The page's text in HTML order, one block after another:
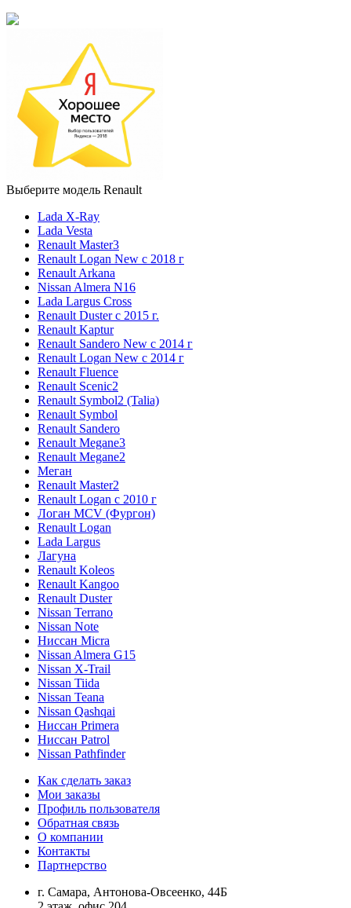
Выберите модель Renault
Lada X-Ray
Lada Vesta
Renault Master3
Renault Logan New с 2018 г
Renault Arkana
Nissan Almera N16
Lada Largus Cross
Renault Duster с 2015 г.
Renault Kaptur
Renault Sandero New с 2014 г
Renault Logan New с 2014 г
Renault Fluence
Renault Scenic2
Renault Symbol2 (Talia)
Renault Symbol
Renault Sandero
Renault Megane3
Renault Megane2
Меган
Renault Master2
Renault Logan c 2010 г
Логан МСV (Фургон)
Renault Logan
Lada Largus
Лагуна
Renault Koleos
Renault Kangoo
Renault Duster
Nissan Terrano
Nissan Note
Ниссан Micra
Nissan Almera G15
Nissan X-Trail
Nissan Tiida
Nissan Teana
Nissan Qashqai
Ниссан Primera
Ниссан Patrol
Nissan Pathfinder
Как сделать заказ
Мои заказы
Профиль пользователя
Обратная связь
О компании
Контакты
Партнерство
г. Самара, Антонова-Овсеенко, 44Б